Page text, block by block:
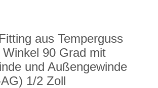
aus Temperguss
90 Grad mit
und Außengewinde
1/2 Zoll